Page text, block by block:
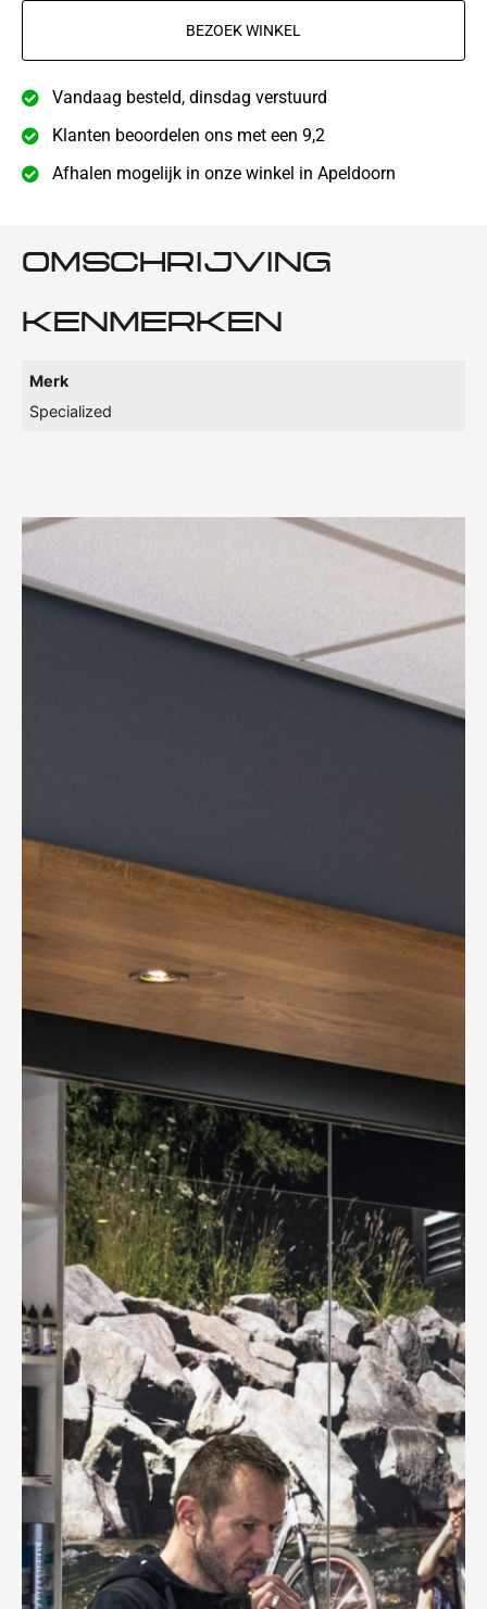
BEZOEK WINKEL
Vandaag besteld, dinsdag verstuurd
Klanten beoordelen ons met een 9,2
Afhalen mogelijk in onze winkel in Apeldoorn
OMSCHRIJVING
KENMERKEN
Merk
Specialized